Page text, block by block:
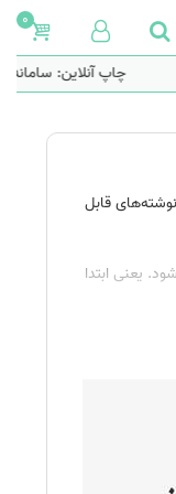
0
چاپ آنلاین: سامانه
قابل
یعنی ابتدا
سلفون و یا
دیگر که